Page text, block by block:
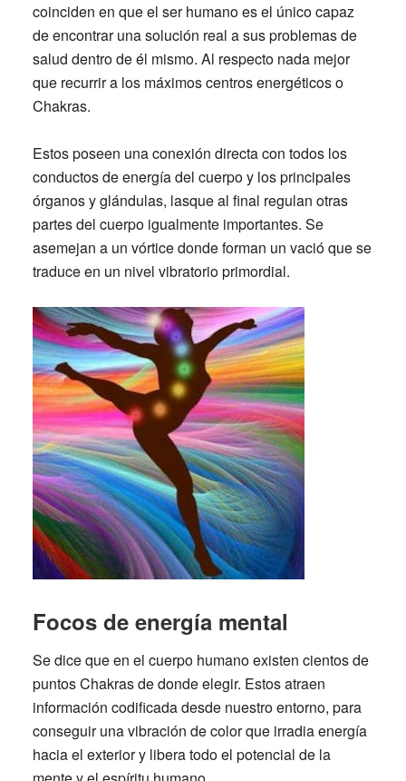
coinciden en que el ser humano es el único capaz
de encontrar una solución real a sus problemas de
salud dentro de él mismo. Al respecto nada mejor
que recurrir a los máximos centros energéticos o
Chakras.
Estos poseen una conexión directa con todos los
conductos de energía del cuerpo y los principales
órganos y glándulas, lasque al final regulan otras
partes del cuerpo igualmente importantes. Se
asemejan a un vórtice donde forman un vació que se
traduce en un nivel vibratorio primordial.
Focos de energía mental
Se dice que en el cuerpo humano existen cientos de
puntos Chakrasde donde elegir. Estos atraen
información codificada desde nuestro entorno, para
conseguir una vibración de color que irradia energía
hacia el exterior y libera todo el potencial de la